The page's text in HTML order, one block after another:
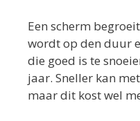
Een scherm
wordt op den duur
die goed is te
jaar. Sneller kan
maar dit kost wel